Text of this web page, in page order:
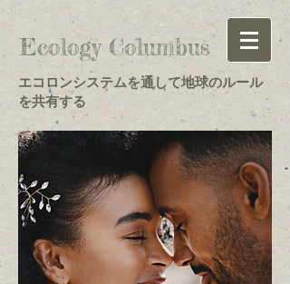
Ecology Columbus
エコロンシステムを通して地球のルール
を共有する